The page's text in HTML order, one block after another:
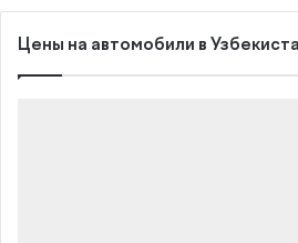
Цены на автомобили в